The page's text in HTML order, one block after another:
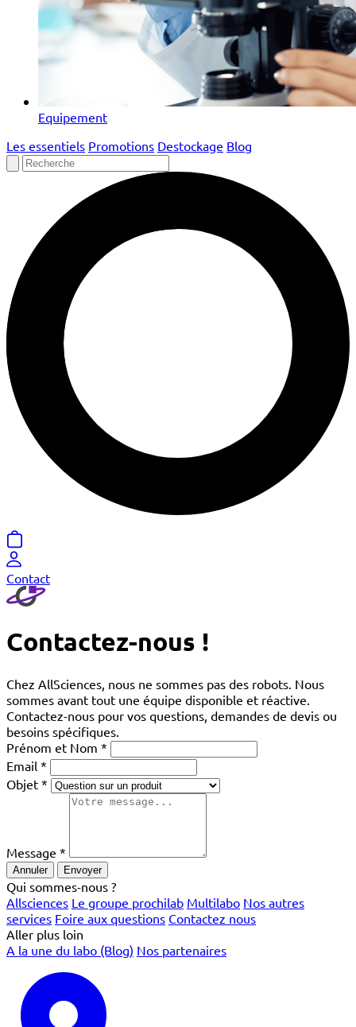
Equipement
Les essentiels Promotions Destockage Blog
Contact
Contactez-nous !
Chez AllSciences, nous ne sommes pas des robots. Nous
sommes avant tout une équipe disponible et réactive.
Contactez-nous pour vos questions, demandes de devis ou
besoins spécifiques.
Prénom et Nom
Email
Objet
Message
Annuler Envoyer
Qui sommes-nous ?
Allsciences Le groupe prochilab Multilabo Nos autres
services Foire aux questions Contactez nous
Aller plus loin
A la une du labo (Blog) Nos partenaires